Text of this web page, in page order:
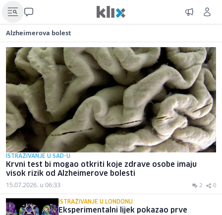
Alzheimerova bolest
ISTRAŽIVANJE U SAD-U
Krvni test bi mogao otkriti koje zdrave osobe imaju
visok rizik od Alzheimerove bolesti
15.07.2026. u 06:33 2 0
ISTRAŽIVANJE U LONDONU
Eksperimentalni lijek pokazao prve